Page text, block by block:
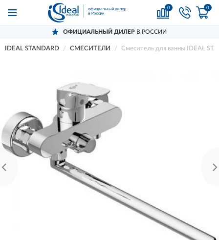
0 0
ОФИЦИАЛЬНЫЙ ДИЛЕРВ РОССИИ
IDEAL STANDARD СМЕСИТЕЛИ Смеситель для ванны IDEAL